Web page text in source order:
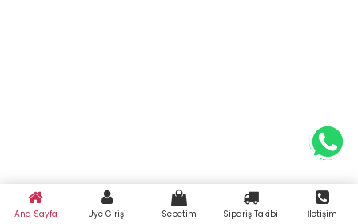
Ana Sayfa Üye Girişi Sepetim Sipariş Takibi İletişim